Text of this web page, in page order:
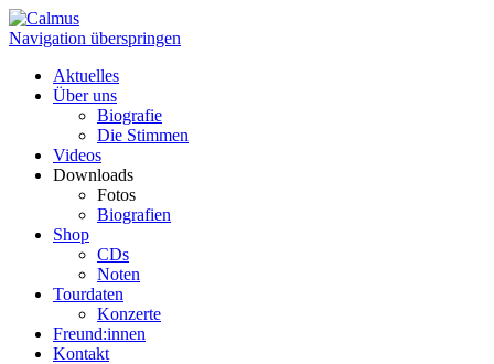
Navigation überspringen
Aktuelles
Über uns
Biografie
Die Stimmen
Videos
Downloads
Fotos
Biografien
Shop
CDs
Noten
Tourdaten
Konzerte
Freund:innen
Kontakt